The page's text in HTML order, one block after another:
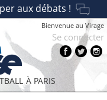
aux débats !
À PARIS
Bienvenue au Virage
Se connecter